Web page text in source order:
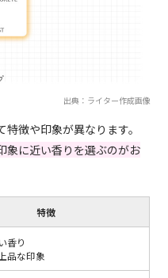
出典：ライター作成画像
徴や印象が異なります。
象に近い香りを選ぶのがお
特徴
香り
品な印象